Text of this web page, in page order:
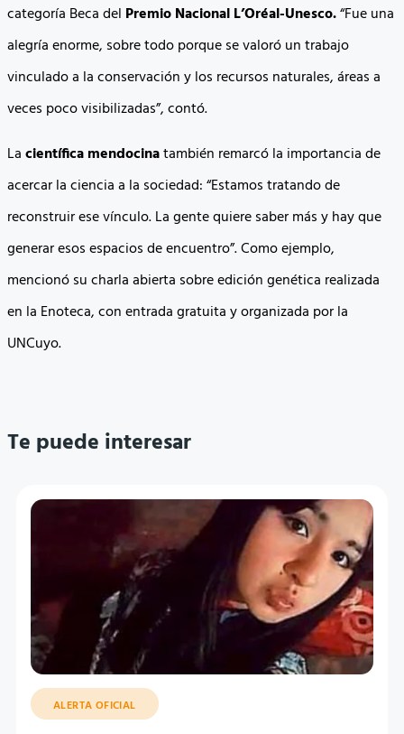
categoría Beca del Premio Nacional L’Oréal-Unesco.“Fue una
alegría enorme, sobre todo porque se valoró un trabajo
vinculado a la conservación y los recursos naturales, áreas a
veces poco visibilizadas”, contó.
Lacientífica mendocinatambién remarcó la importancia de
acercar la ciencia a la sociedad: “Estamos tratando de
reconstruir ese vínculo. La gente quiere saber más y hay que
generar esos espacios de encuentro”. Como ejemplo,
mencionó su charla abierta sobre edición genética realizada
en la Enoteca, con entrada gratuita y organizada por la
UNCuyo.
Te puede interesar
ALERTA OFICIAL